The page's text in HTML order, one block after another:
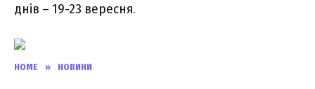
HOME » НОВИНИ
днів – 19-23 вересня.